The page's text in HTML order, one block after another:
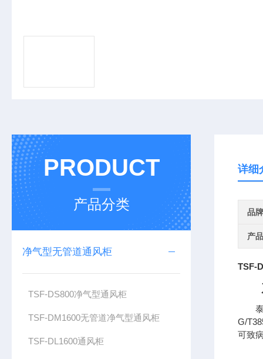
PRODUCT
产品分类
净气型无管道通风柜
TSF-DS800净气型通风柜
TSF-DM1600无管道净气型通风柜
TSF-DL1600通风柜
详细
品牌
产
TSF-
产
泰
G/
可致